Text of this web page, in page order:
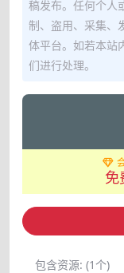
稿发布。任何个人
制、盗用、采集、
体平台。如若本站
们进行处理。
免
包含资源: (1个)